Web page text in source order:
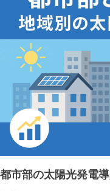
都市部の太陽光発電